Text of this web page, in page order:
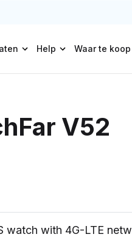
Help Waar te koop
V52
watch with 4G-LTE